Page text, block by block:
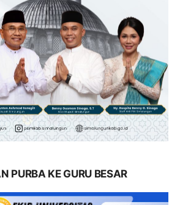
PURBA KE GURU BESAR